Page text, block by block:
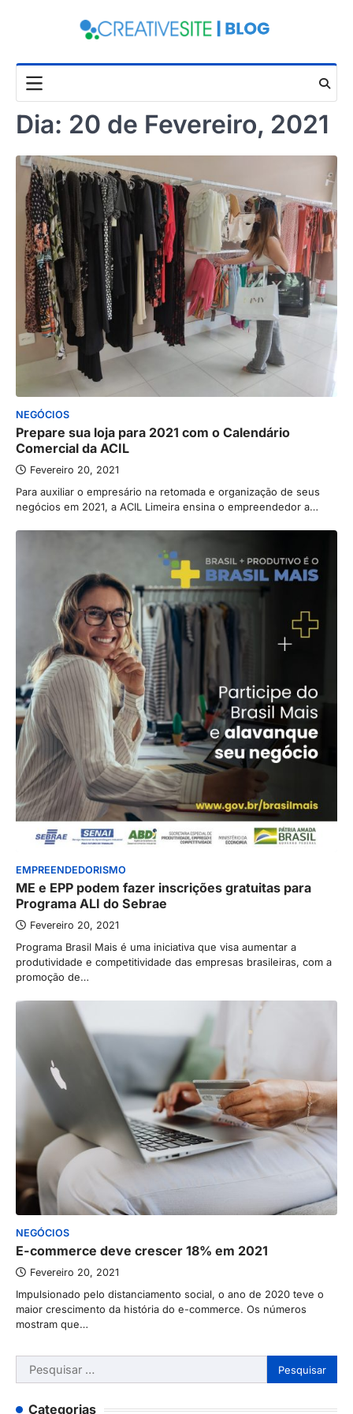
Dia: 20 de Fevereiro, 2021
NEGÓCIOS
Prepare sua loja para 2021 com o Calendário
Comercial da ACIL
Fevereiro 20, 2021
Para auxiliar o empresário na retomada e organização de seus
negócios em 2021, a ACIL Limeira ensina o empreendedor a…
EMPREENDEDORISMO
ME e EPP podem fazer inscrições gratuitas para
Programa ALI do Sebrae
Fevereiro 20, 2021
Programa Brasil Mais é uma iniciativa que visa aumentar a
produtividade e competitividade das empresas brasileiras, com a
promoção de…
NEGÓCIOS
E-commerce deve crescer 18% em 2021
Fevereiro 20, 2021
Impulsionado pelo distanciamento social, o ano de 2020 teve o
maior crescimento da história do e-commerce. Os números
mostram que…
Pesquisar
por:
Categorias